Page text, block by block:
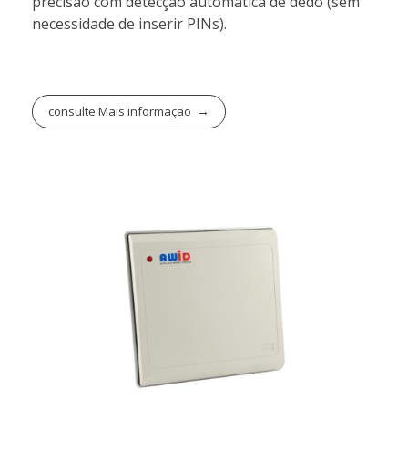
necessidade de inserir PINs).
consulte Mais informação